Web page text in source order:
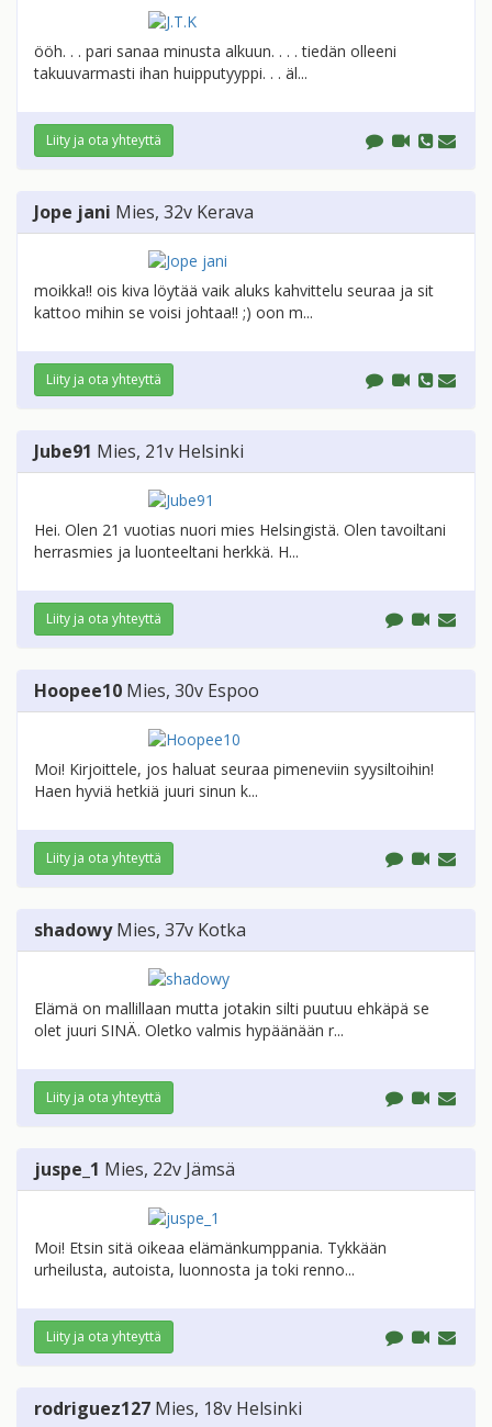
ööh. . . pari sanaa minusta alkuun. . . . tiedän olleeni
takuuvarmasti ihan huipputyyppi. . . äl...
Liity ja ota yhteyttä
Jope jani Mies, 32v Kerava
moikka!! ois kiva löytää vaik aluks kahvittelu seuraa ja sit
kattoo mihin se voisi johtaa!! ;) oon m...
Liity ja ota yhteyttä
Jube91 Mies, 21v Helsinki
Hei. Olen 21 vuotias nuori mies Helsingistä. Olen tavoiltani
herrasmies ja luonteeltani herkkä. H...
Liity ja ota yhteyttä
Hoopee10 Mies, 30v Espoo
Moi! Kirjoittele, jos haluat seuraa pimeneviin syysiltoihin!
Haen hyviä hetkiä juuri sinun k...
Liity ja ota yhteyttä
shadowy Mies, 37v Kotka
Elämä on mallillaan mutta jotakin silti puutuu ehkäpä se
olet juuri SINÄ. Oletko valmis hypäänään r...
Liity ja ota yhteyttä
juspe_1 Mies, 22v Jämsä
Moi! Etsin sitä oikeaa elämänkumppania. Tykkään
urheilusta, autoista, luonnosta ja toki renno...
Liity ja ota yhteyttä
rodriguez127 Mies, 18v Helsinki